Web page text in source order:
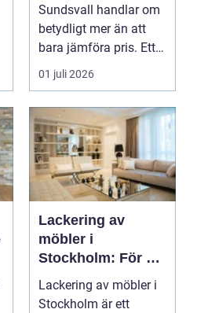
Sundsvall handlar om
betydligt mer än att
bara jämföra pris. Ett
bygge påverka...
01 juli 2026
Lackering av
möbler i
Stockholm: För ett
hållbart och
snyggt hem
Lackering av möbler i
Stockholm är ett